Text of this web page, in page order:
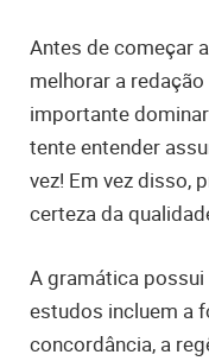
Antes de começar
melhorar a
importante
tente entender
vez! Em vez disso,
certeza da
A gramática
estudos incluem a
concordância, a